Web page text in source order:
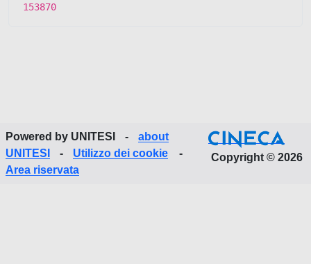
153870
Powered by UNITESI -
about
UNITESI
- Utilizzo dei cookie
-
Area riservata
Copyright © 2026